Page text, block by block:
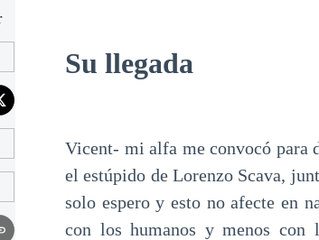
Su llegada
Vicent- mi alfa me convocó para
el estúpido de Lorenzo Scava,
solo espero y esto no afecte en
con los humanos y menos con